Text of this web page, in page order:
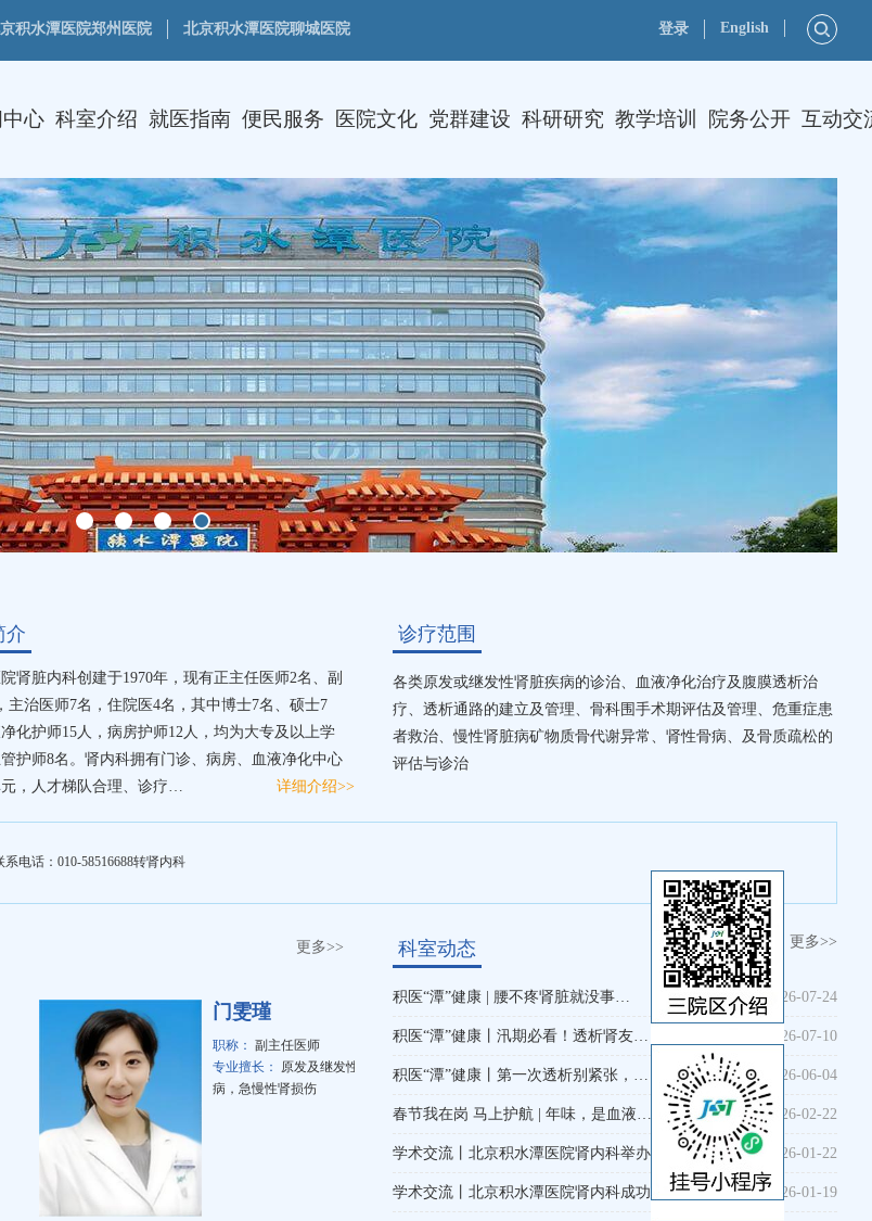
积水潭医院郑州医院 北京积水潭医院聊城医院 登录 English
心 科室介绍 就医指南 便民服务 医院文化 党群建设 科研研究 教学培训 院务公开 互动交
介
肾脏内科创建于1970年，现有正主任医师2名、副
主治医师7名，住院医4名，其中博士7名、硕士7
化护师15人，病房护师12人，均为大专及以上学
护师8名。肾内科拥有门诊、病房、血液净化中心
，人才梯队合理、诊疗…
详细介绍>>
诊疗范围
各类原发或继发性肾脏疾病的诊治、血液净化治疗及腹膜透析治
疗、透析通路的建立及管理、骨科围手术期评估及管理、危重症患
者救治、慢性肾脏病矿物质骨代谢异常、肾性骨病、及骨质疏松的
评估与诊治
系电话：010-58516688转肾内科
更多>>
门雯瑾
职称：副主任医师
专业擅长：原发及继发性肾小球疾
病，急慢性肾损伤
详细介绍 >>
付晨
职称：副主任医师
专业擅长：原发性及继发性肾小球
疾病（如慢性肾炎、原发性肾病综
合征、糖尿病肾病）、高血压肾损
伤、急慢性肾衰竭的诊治。透析相
关肌少症的综合治疗，…
详细介绍
科室动态 更多>>
2026-07-24
积医“潭”健康 | 腰不疼肾脏就没事…
2026-07-10
积医“潭”健康丨汛期必看！透析肾友…
2026-06-04
积医“潭”健康丨第一次透析别紧张，…
2026-02-22
春节我在岗 马上护航 | 年味，是血液…
2026-01-22
学术交流丨北京积水潭医院肾内科举办…
2026-01-19
学术交流丨北京积水潭医院肾内科成功…